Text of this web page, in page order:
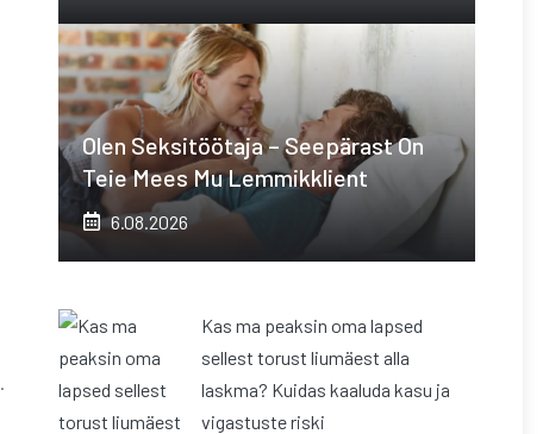
Olen Seksitöötaja – Seepärast On
Teie Mees Mu Lemmikklient
6.08.2026
Kas ma peaksin oma lapsed
sellest torust liumäest alla
laskma? Kuidas kaaluda kasu ja
vigastuste riski